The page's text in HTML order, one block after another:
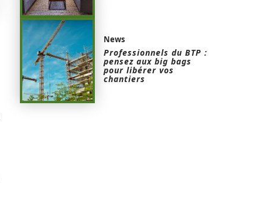
News
Professionnels du BTP :
pensez aux big bags
pour libérer vos
chantiers